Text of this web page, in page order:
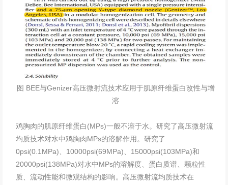
图 BEE与Genizer高压微射流技术应用于肌原纤维蛋白改性与增
溶
鸡胸肉的肌原纤维蛋白(MPs)一般不溶于水。研究了高压微射流
均质技术对水中鸡胸肉MPs的溶解作用。研究了
0psi(0.1MPa)、10000psi(69MPa)、15000psi(103MPa)和
20000psi(138MPa)对水中MPs的溶解度、蛋白质谱、颗粒性
质、流动性能和微观结构的影响。高压微射流均质技术在